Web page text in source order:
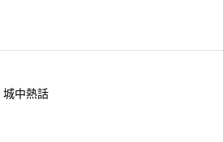
城中熱話